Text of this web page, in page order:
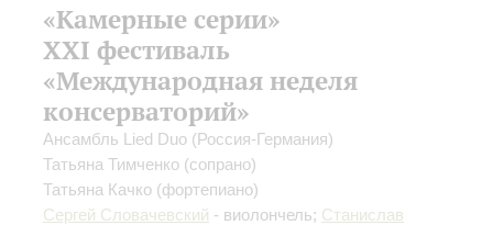
«Камерные серии»
ХХI фестиваль
«Международная неделя
консерваторий»
Ансамбль Lied Duo (Россия-Германия)
Татьяна Тимченко (сопрано)
Татьяна Качко (фортепиано)
Сергей Словачевский - виолончель; Станислав